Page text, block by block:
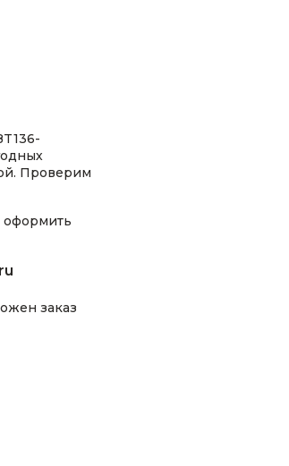
Проверим
оформить
заказ